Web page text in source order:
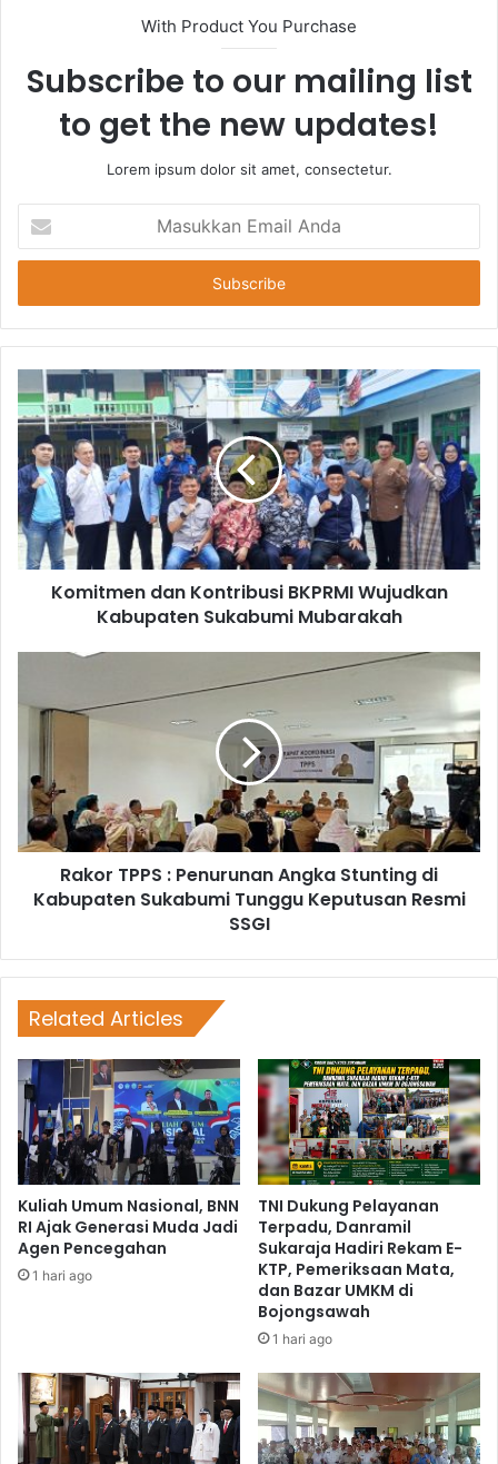
With Product You Purchase
Subscribe to our mailing list
to get the new updates!
Lorem ipsum dolor sit amet, consectetur.
Email
Anda
Komitmen dan Kontribusi BKPRMI Wujudkan
Kabupaten Sukabumi Mubarakah
Rakor TPPS : Penurunan Angka Stunting di
Kabupaten Sukabumi Tunggu Keputusan Resmi
SSGI
Related Articles
Kuliah Umum Nasional, BNN
RI Ajak Generasi Muda Jadi
Agen Pencegahan
1 hari ago
TNI Dukung Pelayanan
Terpadu, Danramil
Sukaraja Hadiri Rekam E-
KTP, Pemeriksaan Mata,
dan Bazar UMKM di
Bojongsawah
1 hari ago